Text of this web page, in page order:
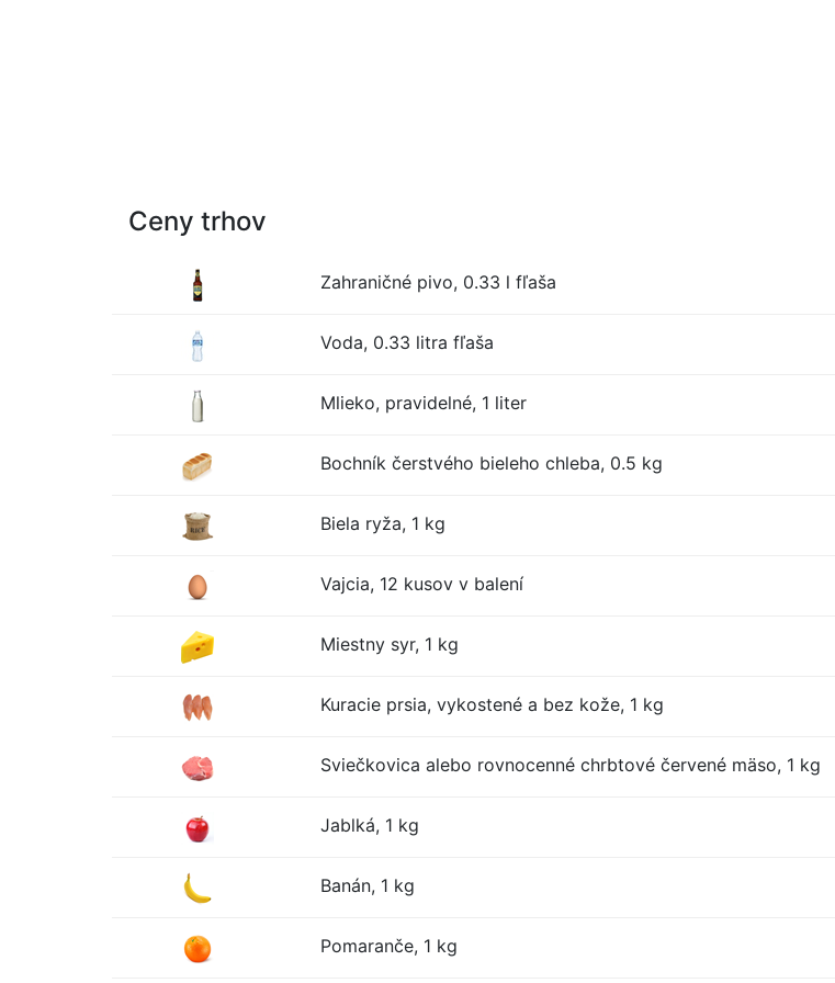
Ceny trhov
Zahraničné pivo, 0.33 l fľaša
Voda, 0.33 litra fľaša
Mlieko, pravidelné, 1 liter
Bochník čerstvého bieleho chleba, 0.5 kg
Biela ryža, 1 kg
Vajcia, 12 kusov v balení
Miestny syr, 1 kg
Kuracie prsia, vykostené a bez kože, 1 kg
Sviečkovica alebo rovnocenné chrbtové červené mäso, 1 kg
Jablká, 1 kg
Banán, 1 kg
Pomaranče, 1 kg